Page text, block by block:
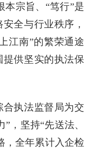
本宗旨、“笃行”是
全与行业秩序，
江南”的繁荣通途
供坚实的执法保
执法监督局为交
，坚持“先送法、
，全年累计入企检